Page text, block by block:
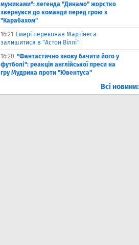
мужиками": легенда "Динамо" жорстко
звернувся до команди перед грою з
"Карабахом"
16:21
Емері переконав Мартінеса
залишитися в "Астон Віллі"
16:20 "Фантастично знову бачити його у
футболі": реакція англійської преси на
гру Мудрика проти "Ювентуса"
Всі новини: